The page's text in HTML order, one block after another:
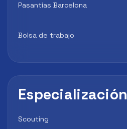
Pasantías Barcelona
Bolsa de trabajo
Especialización
Scouting